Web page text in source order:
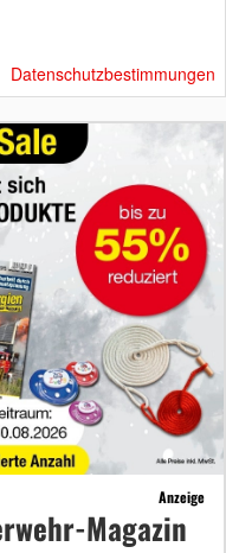
Datenschutzbestimmungen
Anzeige
Magazin